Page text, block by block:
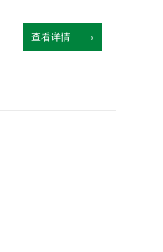
查看详情